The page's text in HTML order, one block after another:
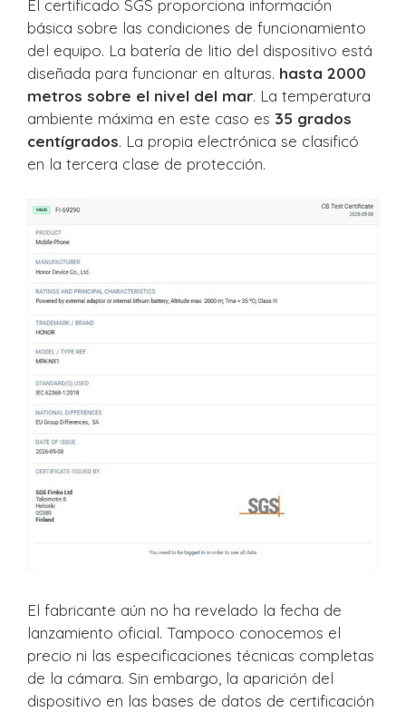
El certificado SGS proporciona información
básica sobre las condiciones de funcionamiento
del equipo. La batería de litio del dispositivo está
diseñada para funcionar en alturas. hasta 2000
metros sobre el nivel del mar. La temperatura
ambiente máxima en este caso es 35 grados
centígrados. La propia electrónica se clasificó
en la tercera clase de protección.
El fabricante aún no ha revelado la fecha de
lanzamiento oficial. Tampoco conocemos el
precio ni las especificaciones técnicas completas
de la cámara. Sin embargo, la aparición del
dispositivo en las bases de datos de certificación